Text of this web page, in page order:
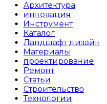
Архитектура
инновация
Инструмент
Каталог
Ландшафт дизайн
Материалы
проектирование
Ремонт
Статьи
Строительство
Технологии